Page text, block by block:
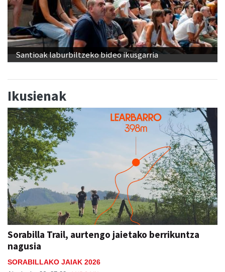
Santioak laburbiltzeko bideo ikusgarria
Ikusienak
Sorabilla Trail, aurtengo jaietako berrikuntza
nagusia
SORABILLAKO JAIAK 2026